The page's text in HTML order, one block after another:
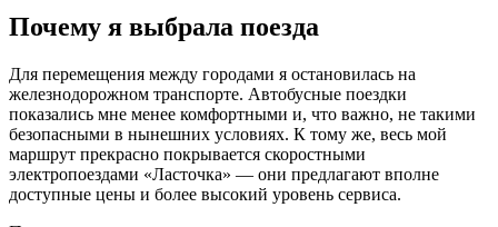
Почему я выбрала поезда
Для перемещения между городами я остановилась на
железнодорожном транспорте. Автобусные поездки
показались мне менее комфортными и, что важно, не такими
безопасными в нынешних условиях. К тому же, весь мой
маршрут прекрасно покрывается скоростными
электропоездами «Ласточка» — они предлагают вполне
доступные цены и более высокий уровень сервиса.